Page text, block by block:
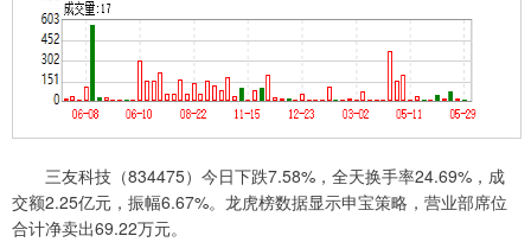
三友科技（834475）今日下跌7.58%，全天换手率24.69%，成
交额2.25亿元，振幅6.67%。龙虎榜数据显示申宝策略，营业部席位
合计净卖出69.22万元。